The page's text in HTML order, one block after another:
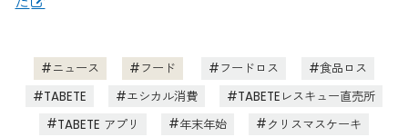
ニュース フード フードロス
食品ロス
TABETE
エシカル消費
TABETEレスキュー直売所
TABETE アプリ
年末年始
クリスマスケーキ